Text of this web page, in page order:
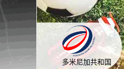
多米尼加共和国